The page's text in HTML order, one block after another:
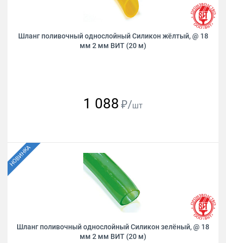
Шланг поливочный однослойный Силикон жёлтый, @ 18
мм 2 мм ВИТ (20 м)
1 088 ₽/шт
Шланг поливочный однослойный Силикон зелёный, @ 18
мм 2 мм ВИТ (20 м)